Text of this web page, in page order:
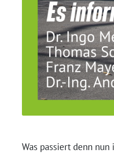
Was passiert denn